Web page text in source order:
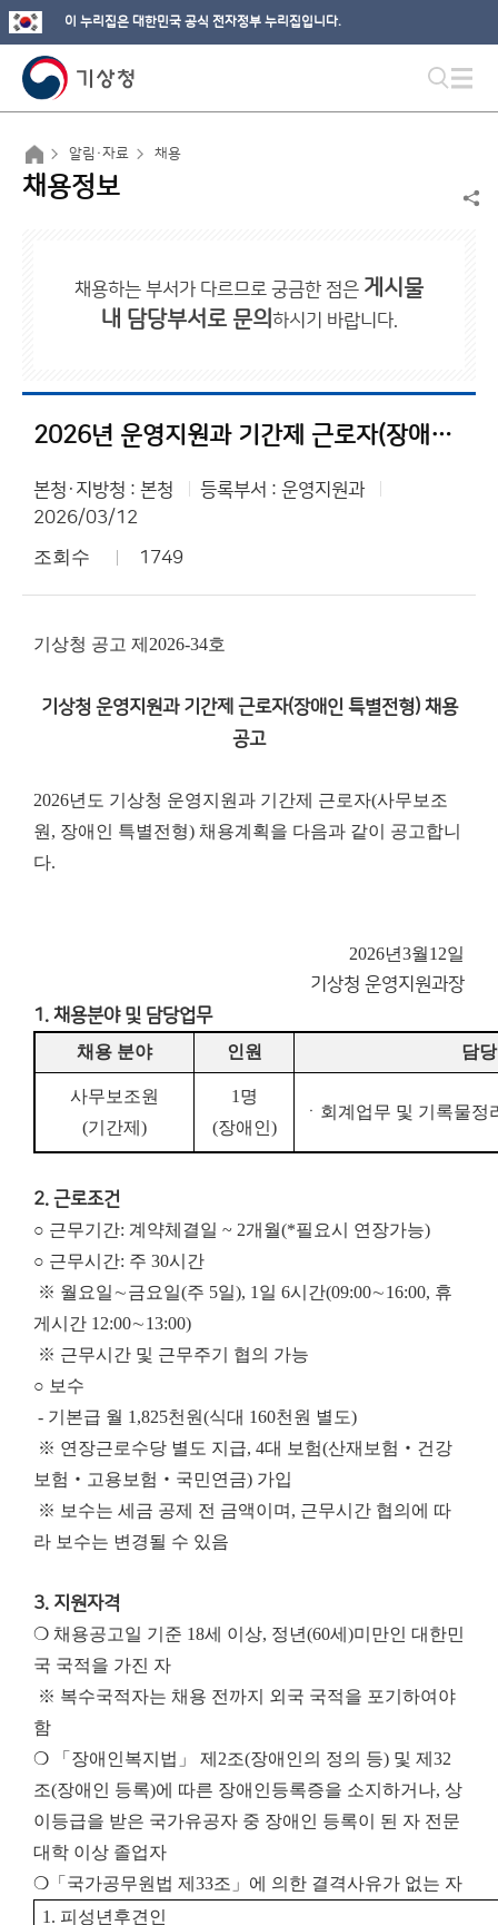
이 누리집은 대한민국 공식 전자정부 누리집입니다.
알림·자료 채용
채용정보
채용하는 부서가 다르므로 궁금한 점은 게시물
내 담당부서로 문의 하시기 바랍니다.
2026년 운영지원과 기간제 근로자(장애인 특별전형) 채용 공고
본청·지방청 : 본청
등록부서 : 운영지원과
2026/03/12
조회수 1749
기상청 공고 제2026-34호
기상청 운영지원과 기간제 근로자(장애인 특별전형) 채용
공고
2026년도 기상청 운영지원과 기간제 근로자(사무보조
원, 장애인 특별전형) 채용계획을 다음과 같이 공고합니
다.
2026년3월12일
기상청 운영지원과장
1. 채용분야 및 담당업무
채용 분야 인원 담
사무보조원
(기간제 )
1 명
(장애인)
ㆍ회계업무 및 기록물정
2. 근로조건
○ 근무기간: 계약체결일 ~ 2개월(*필요시 연장가능)
○ 근무시간: 주 30시간
※ 월요일∼금요일(주 5일), 1일 6시간(09:00∼16:00, 휴
게시간 12:00∼13:00)
※ 근무시간 및 근무주기 협의 가능
○ 보수
- 기본급 월 1,825천원(식대 160천원 별도)
※ 연장근로수당 별도 지급, 4대 보험(산재보험‧건강
보험‧고용보험‧국민연금) 가입
※ 보수는 세금 공제 전 금액이며, 근무시간 협의에 따
라 보수는 변경될 수 있음
3. 지원자격
❍ 채용공고일 기준 18세 이상, 정년(60세)미만인 대한민
국 국적을 가진 자
※ 복수국적자는 채용 전까지 외국 국적을 포기하여야
함
❍ 「장애인복지법」 제2조(장애인의 정의 등) 및 제32
조(장애인 등록)에 따른 장애인등록증을 소지하거나, 상
이등급을 받은 국가유공자 중 장애인 등록이 된 자 전문
대학 이상 졸업자
❍「국가공무원법 제33조」에 의한 결격사유가 없는 자
1. 피성년후견인